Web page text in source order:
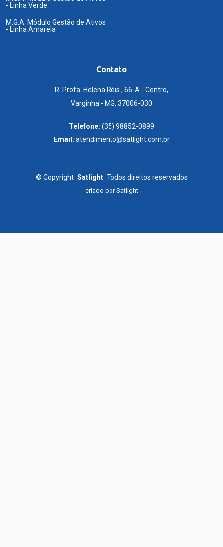
- Linha Verde
M.G.A. Módulo Gestão de Ativos
- Linha Amarela
Contato
R. Profa. Helena Réis , 66-A - Centro,
Varginha - MG, 37006-030
Telefone: (35) 98852-0899
Email: atendimento@satlight.com.br
© Copyright Satlight Todos direitos reservados
criado porSatlight